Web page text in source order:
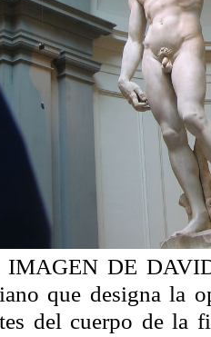
DE
que designa la
del cuerpo de la